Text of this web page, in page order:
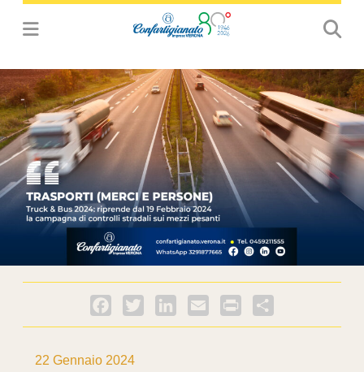
Facebook
Twitter LinkedInEmail PrintFriendly
22 Gennaio 2024